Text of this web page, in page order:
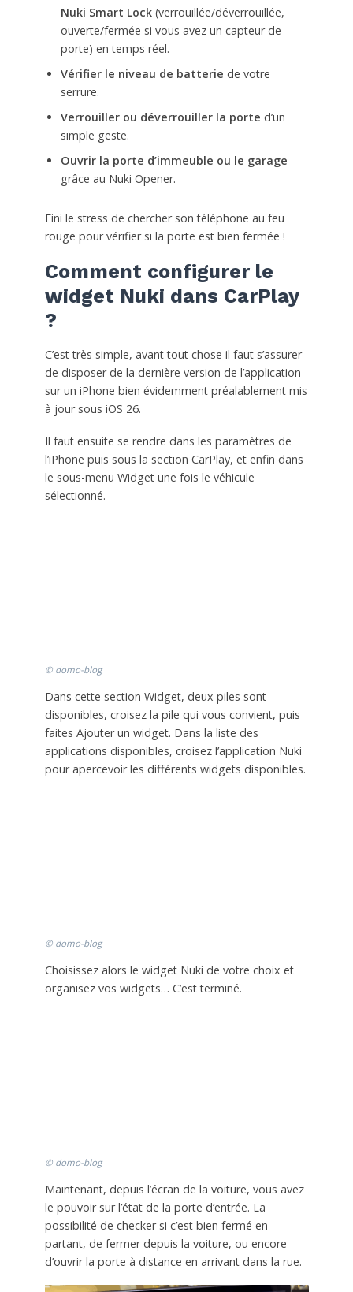
Nuki Smart Lock(verrouillée/déverrouillée,
ouverte/fermée si vous avez un capteur de
porte) en temps réel.
Vérifier le niveau de batterie de votre
serrure.
Verrouiller ou déverrouiller la porte d’un
simple geste.
Ouvrir la porte d’immeuble ou le garage
grâce au Nuki Opener.
Fini le stress de chercher son téléphone au feu
rouge pour vérifier si la porte est bien fermée !
Comment configurer le
widget Nuki dans CarPlay
?
C’est très simple, avant tout chose il faut s’assurer
de disposer de la dernière version de l’application
sur un iPhone bien évidemment préalablement mis
à jour sous iOS 26.
Il faut ensuite se rendre dans les paramètres de
l’iPhone puis sous la section CarPlay, et enfin dans
le sous-menu Widget une fois le véhicule
sélectionné.
© domo-blog
Dans cette section Widget, deux piles sont
disponibles, croisez la pile qui vous convient, puis
faites Ajouter un widget. Dans la liste des
applications disponibles, croisez l’application Nuki
pour apercevoir les différents widgets disponibles.
© domo-blog
Choisissez alors le widget Nuki de votre choix et
organisez vos widgets… C’est terminé.
© domo-blog
Maintenant, depuis l’écran de la voiture, vous avez
le pouvoir sur l’état de la porte d’entrée. La
possibilité de checker si c’est bien fermé en
partant, de fermer depuis la voiture, ou encore
d’ouvrir la porte à distance en arrivant dans la rue.